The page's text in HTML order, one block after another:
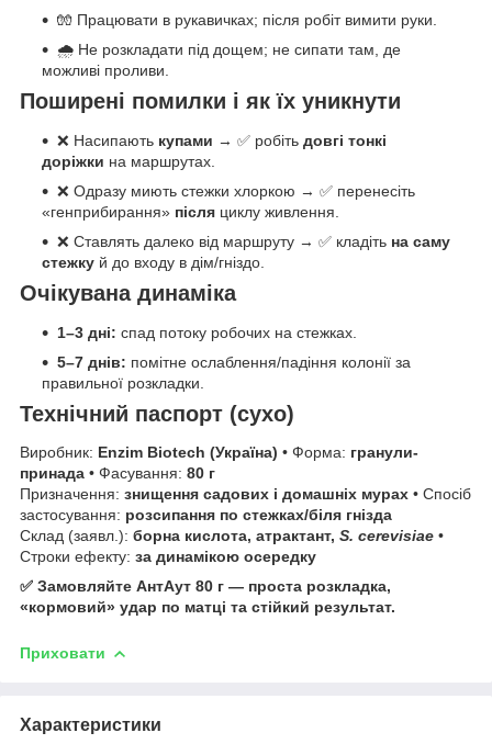
🧤 Працювати в рукавичках; після робіт вимити руки.
🌧 Не розкладати під дощем; не сипати там, де
можливі проливи.
Поширені помилки і як їх уникнути
❌ Насипають купами → ✅ робіть довгі тонкі
доріжки на маршрутах.
❌ Одразу миють стежки хлоркою → ✅ перенесіть
«генприбирання» після циклу живлення.
❌ Ставлять далеко від маршруту → ✅ кладіть на саму
стежку й до входу в дім/гніздо.
Очікувана динаміка
1–3 дні: спад потоку робочих на стежках.
5–7 днів: помітне ослаблення/падіння колонії за
правильної розкладки.
Технічний паспорт (сухо)
Виробник: Enzim Biotech (Україна) • Форма: гранули-
принада • Фасування: 80 г
Призначення: знищення садових і домашніх мурах • Спосіб
застосування: розсипання по стежках/біля гнізда
Склад (заявл.): борна кислота, атрактант, S. cerevisiae •
Строки ефекту: за динамікою осередку
✅ Замовляйте АнтАут 80 г — проста розкладка,
«кормовий» удар по матці та стійкий результат.
Приховати
Характеристики